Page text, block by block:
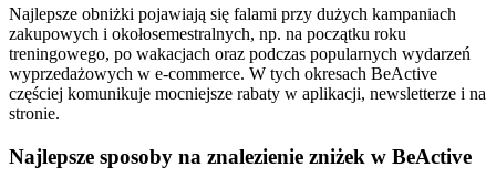
Najlepsze obniżki pojawiają się falami przy dużych kampaniach
zakupowych i okołosemestralnych, np. na początku roku
treningowego, po wakacjach oraz podczas popularnych wydarzeń
wyprzedażowych w e‑commerce. W tych okresach BeActive
częściej komunikuje mocniejsze rabaty w aplikacji, newsletterze i na
stronie.
Najlepsze sposoby na znalezienie zniżek w BeActive